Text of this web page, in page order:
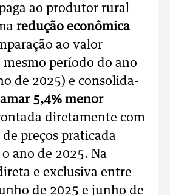
ao produtor rural
redução econômica
ao valor
período do ano
de 2025) e consolida-
5,4% menor
diretamente com
preços praticada
ano de 2025. Na
e exclusiva entre
de 2025 e junho de